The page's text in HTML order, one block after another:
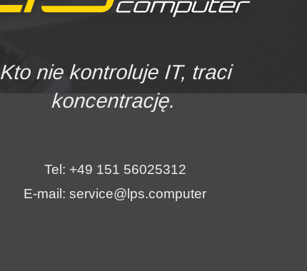
Kto nie kontroluje IT, traci
koncentrację.
Tel: +49 151 56025312
E-mail: service@lps.computer